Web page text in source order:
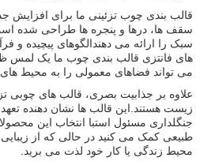
قالب بندی چوب تزئینی ما برای افزایش
سقف ها، درها و پنجره ها طراحی شده
سبک را ارائه می دهندالگوهای پیچیده و
های فانتزی قالب بندی چوب ما یک لمس
می تواند فضاهای معمولی را به محیط های
علاوه بر جذابیت بصری، قالب های چوبی
زیست هستند.این قالب ها نشان دهنده
جنگلداری مسئول استبا انتخاب این
طبیعی کمک می کنید در حالی که از
محیط زندگی یا کار خود لذت می برید.